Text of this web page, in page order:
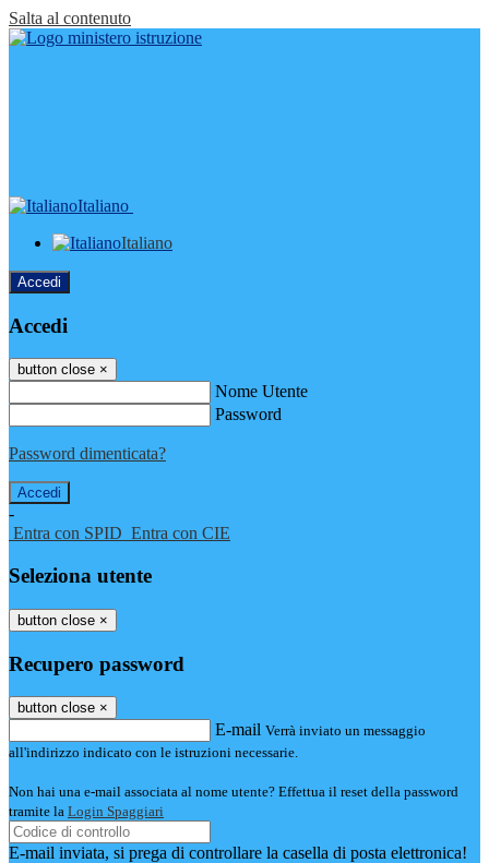
Salta al contenuto
Italiano
Italiano
Accedi
Accedi
button close ×
Nome Utente
Password
Password dimenticata?
-
Entra con SPID Entra con CIE
Seleziona utente
button close ×
Recupero password
button close ×
E-mail Verrà inviato un messaggio
all'indirizzo indicato con le istruzioni necessarie.
Non hai una e-mail associata al nome utente? Effettua il reset della password
tramite la Login Spaggiari
E-mail inviata, si prega di controllare la casella di posta elettronica!